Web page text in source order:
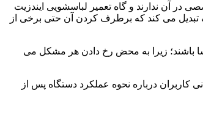
آن ندارند و گاه تعمیر لباسشویی ایندزیت
تبدیل می کند که برطرف کردن آن حتی برخی از
باشند؛ زیرا به محض رخ دادن هر مشکل می
کاربران درباره نحوه عملکرد دستگاه پس از